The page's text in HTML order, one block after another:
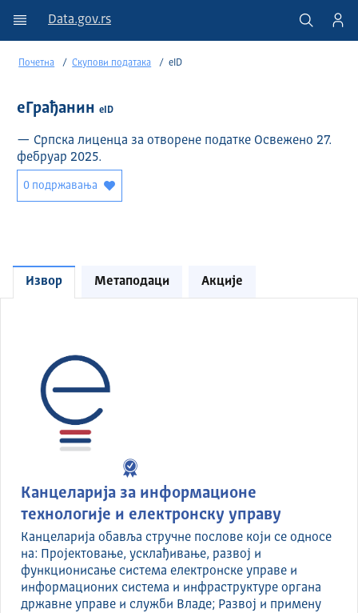
Data.gov.rs
Почетна Скупови података eID
еГрађанинeID
— Српска лиценца за отворене податке Освежено 27.
фебруар 2025.
0 подржавања
Извор Метаподаци Акције
Канцеларија за информационе
технологије и електронску управу
Канцеларија обавља стручне послове који се односе
на: Пројектовање, усклађивање, развој и
функционисање система електронске управе и
информационих система и инфраструктуре органа
државне управе и служби Владе; Развој и примену